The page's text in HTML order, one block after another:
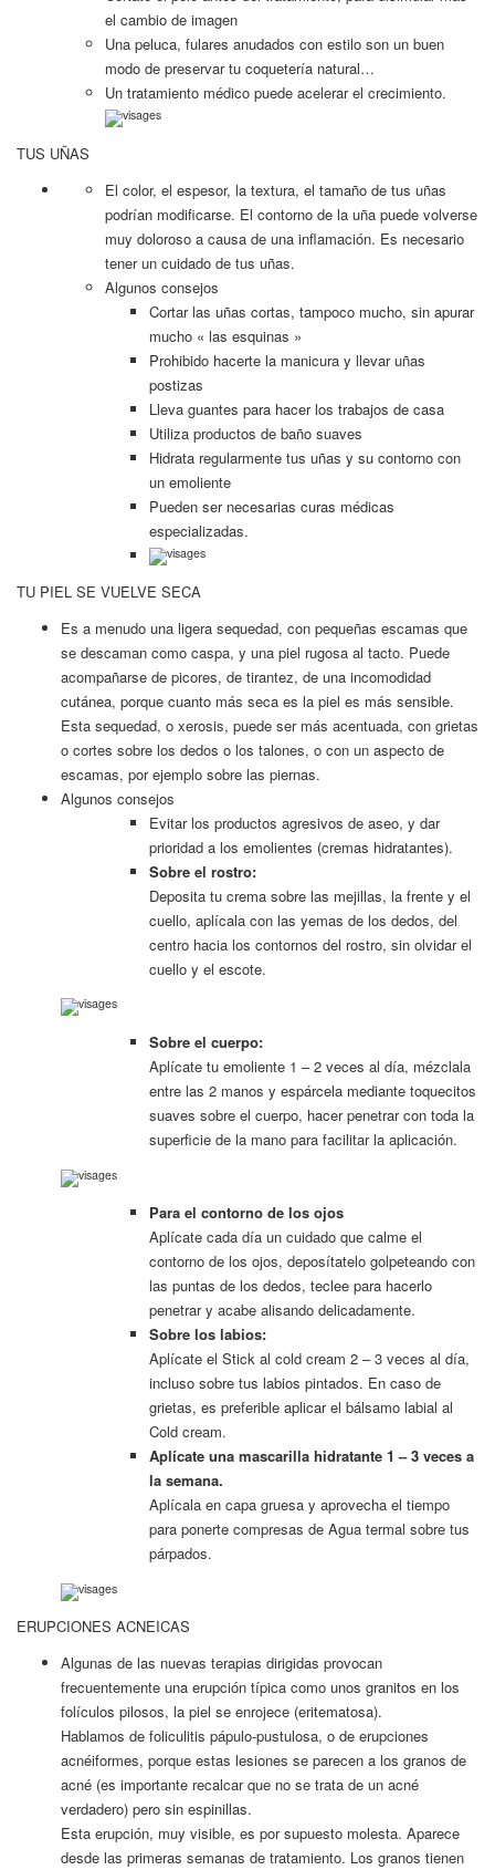
el cambio de imagen
Una peluca, fulares anudados con estilo son un buen
modo de preservar tu coquetería natural…
Un tratamiento médico puede acelerar el crecimiento.
TUS UÑAS
El color, el espesor, la textura, el tamaño de tus uñas
podrían modificarse. El contorno de la uña puede volverse
muy doloroso a causa de una inflamación. Es necesario
tener un cuidado de tus uñas.
Algunos consejos
Cortar las uñas cortas, tampoco mucho, sin apurar
mucho « las esquinas »
Prohibido hacerte la manicura y llevar uñas
postizas
Lleva guantes para hacer los trabajos de casa
Utiliza productos de baño suaves
Hidrata regularmente tus uñas y su contorno con
un emoliente
Pueden ser necesarias curas médicas
especializadas.
TU PIEL SE VUELVE SECA
Es a menudo una ligera sequedad, con pequeñas escamas que
se descaman como caspa, y una piel rugosa al tacto. Puede
acompañarse de picores, de tirantez, de una incomodidad
cutánea, porque cuanto más seca es la piel es más sensible.
Esta sequedad, o xerosis, puede ser más acentuada, con grietas
o cortes sobre los dedos o los talones, o con un aspecto de
escamas, por ejemplo sobre las piernas.
Algunos consejos
Evitar los productos agresivos de aseo, y dar
prioridad a los emolientes (cremas hidratantes).
Sobre el rostro:
Deposita tu crema sobre las mejillas, la frente y el
cuello, aplícala con las yemas de los dedos, del
centro hacia los contornos del rostro, sin olvidar el
cuello y el escote.
Sobre el cuerpo:
Aplícate tu emoliente 1 – 2 veces al día, mézclala
entre las 2 manos y espárcela mediante toquecitos
suaves sobre el cuerpo, hacer penetrar con toda la
superficie de la mano para facilitar la aplicación.
Para el contorno de los ojos
Aplícate cada día un cuidado que calme el
contorno de los ojos, deposítatelo golpeteando con
las puntas de los dedos, teclee para hacerlo
penetrar y acabe alisando delicadamente.
Sobre los labios:
Aplícate el Stick al cold cream 2 – 3 veces al día,
incluso sobre tus labios pintados. En caso de
grietas, es preferible aplicar el bálsamo labial al
Cold cream.
Aplícate una mascarilla hidratante 1 – 3 veces a
la semana.
Aplícala en capa gruesa y aprovecha el tiempo
para ponerte compresas de Agua termal sobre tus
párpados.
ERUPCIONES ACNEICAS
Algunas de las nuevas terapias dirigidas provocan
frecuentemente una erupción típica como unos granitos en los
folículos pilosos, la piel se enrojece (eritematosa).
Hablamos de foliculitis pápulo-pustulosa, o de erupciones
acnéiformes, porque estas lesiones se parecen a los granos de
acné (es importante recalcar que no se trata de un acné
verdadero) pero sin espinillas.
Esta erupción, muy visible, es por supuesto molesta. Aparece
desde las primeras semanas de tratamiento. Los granos tienen